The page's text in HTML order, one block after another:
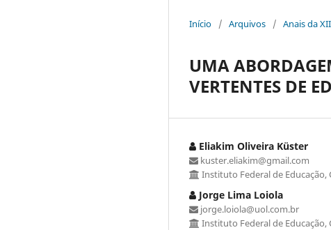
Início / Arquivos / Anais da
UMA
VERTENTES DE
Eliakim Oliveira Küster
kuster.eliakim@gmail.com
Instituto Federal de Educação,
Jorge Lima Loiola
jorge.loiola@uol.com.br
Instituto Federal de Educação,